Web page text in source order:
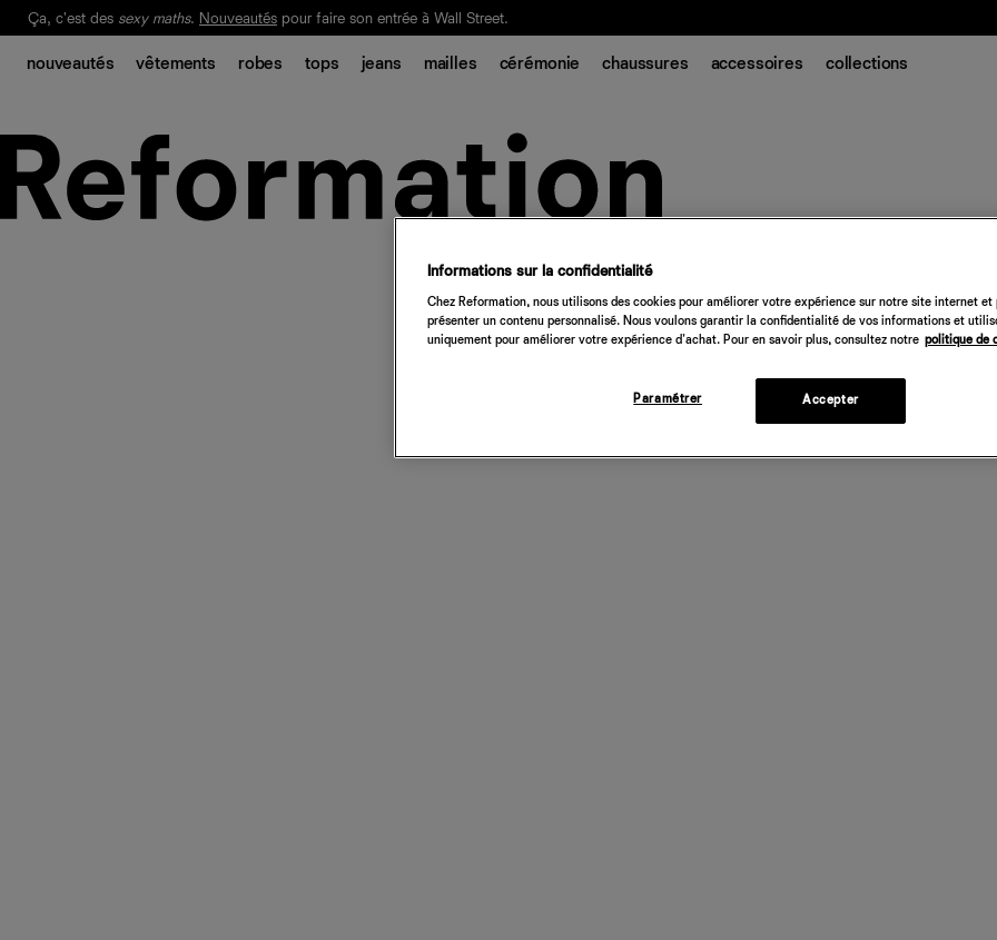
Notre Bilan Responsable 2025 est ici. Lisez-le
Ça, c'est des sexy maths. Nouveautés pour faire son entrée à Wall Street.
nouveautés vêtements robes tops jeans mailles cérémonie chaussures accessoires collections
Informations sur la confidentialité
Chez Reformation, nous utilisons des cookies pour améliorer votre expérience sur notre site internet et
présenter un contenu personnalisé. Nous voulons garantir la confidentialité de vos informations et
uniquement pour améliorer votre expérience d'achat. Pour en savoir plus, consultez notre politique de
Paramétrer Accepter